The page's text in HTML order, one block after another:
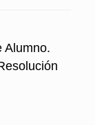
Alumno.